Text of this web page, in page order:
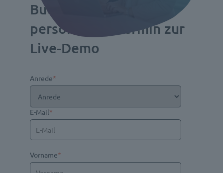
Buchen Sie sich einen
persönlichen Termin zur
Live-Demo
Anrede*
E-Mail*
Vorname*